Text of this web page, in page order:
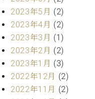
ア
ッ
プ
ラ
イ
ト
ピ
ア
ご
愛
用
者
の
声
情
報
ホー
スタ
ジオ
レン
タル
2023年5月 (2)
2023年4月 (2)
2023年3月 (1)
2023年2月 (2)
2023年1月 (3)
2022年12月 (2)
2022年11月 (2)